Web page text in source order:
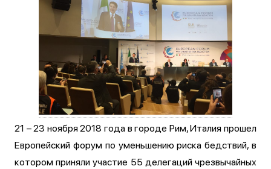
21 – 23 ноября 2018 года в городе Рим, Италия прошел
Европейский форум по уменьшению риска бедствий, в
котором приняли участие 55 делегаций чрезвычайных